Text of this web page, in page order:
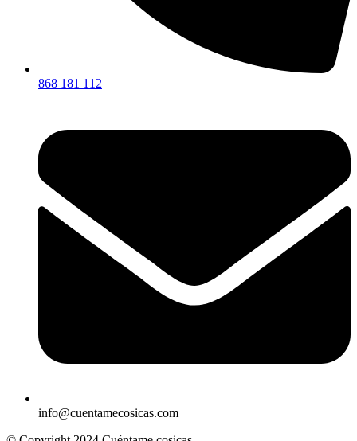
868 181 112
info@cuentamecosicas.com